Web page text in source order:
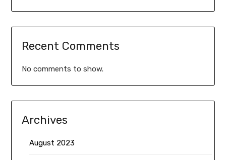
Recent Comments
No comments to show.
Archives
August 2023